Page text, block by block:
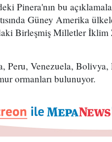
Pinera'nın bu
Güney Amerika
Birleşmiş Milletler İklim
Peru, Venezuela,
ormanları bulunuyor.